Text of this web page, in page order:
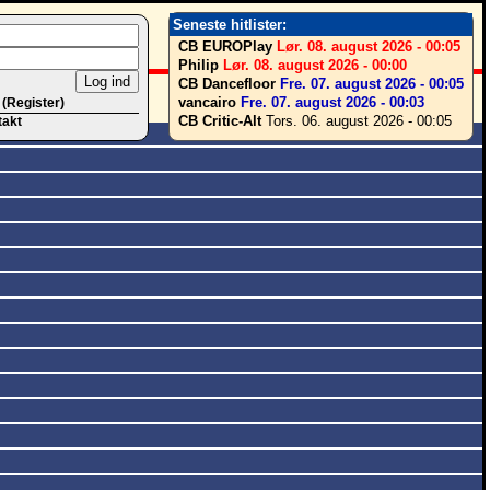
Seneste hitlister:
CB EUROPlay Lør. 08. august 2026 - 00:05
Philip Lør. 08. august 2026 - 00:00
CB Dancefloor Fre. 07. august 2026 - 00:05
vancairo Fre. 07. august 2026 - 00:03
CB Critic-AltTors. 06. august 2026 - 00:05